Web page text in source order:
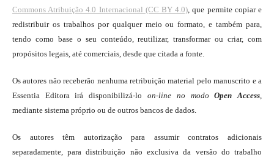
Commons Atribuição 4.0 Internacional (CC BY 4.0) , que permite copiar e
redistribuir os trabalhos por qualquer meio ou formato, e também para,
tendo como base o seu conteúdo, reutilizar, transformar ou criar, com
propósitos legais, até comerciais, desde que citada a fonte.
Os autores não receberão nenhuma retribuição material pelo manuscrito e a
Essentia Editora irá disponibilizá-lo on-line no modo Open Access
mediante sistema próprio ou de outros bancos de dados.
Os autores têm autorização para assumir contratos adicionais
separadamente, para distribuição não exclusiva da versão do trabalho